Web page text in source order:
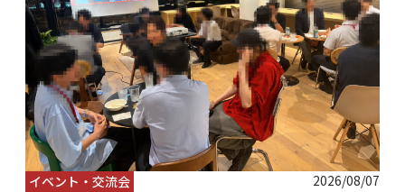
イベント・交流会 2026/08/07